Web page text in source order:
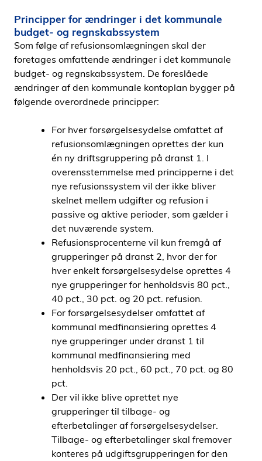
Principper for ændringer i det kommunale
budget- og regnskabssystem
Som følge af refusionsomlægningen skal der
foretages omfattende ændringer i det kommunale
budget- og regnskabssystem. De foreslåede
ændringer af den kommunale kontoplan bygger på
følgende overordnede principper:
For hver forsørgelsesydelse omfattet af
refusionsomlægningen oprettes der kun
én ny driftsgruppering på dranst 1. I
overensstemmelse med principperne i det
nye refusionssystem vil der ikke bliver
skelnet mellem udgifter og refusion i
passive og aktive perioder, som gælder i
det nuværende system.
Refusionsprocenterne vil kun fremgå af
grupperinger på dranst 2, hvor der for
hver enkelt forsørgelsesydelse oprettes 4
nye grupperinger for henholdsvis 80 pct.,
40 pct., 30 pct. og 20 pct. refusion.
For forsørgelsesydelser omfattet af
kommunal medfinansiering oprettes 4
nye grupperinger under dranst 1 til
kommunal medfinansiering med
henholdsvis 20 pct., 60 pct., 70 pct. og 80
pct.
Der vil ikke blive oprettet nye
grupperinger til tilbage- og
efterbetalinger af forsørgelsesydelser.
Tilbage- og efterbetalinger skal fremover
konteres på udgiftsgrupperingen for den